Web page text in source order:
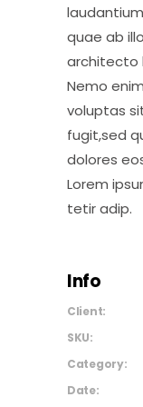
quae ab
architecto
Nemo
voluptas
fugit,sed
dolores
Lorem
tetir adip.
Info
Client:
SKU:
Category:
Date: